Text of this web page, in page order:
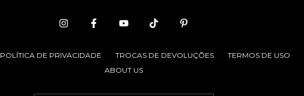
POLÍTICA DE PRIVACIDADE TROCAS DE DEVOLUÇÕES TERMOS DE USO
ABOUT US